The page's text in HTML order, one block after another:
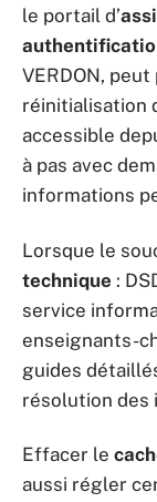
le portail d’
VERDON,
réinitialisation
accessible
à pas avec
informations
Lorsque le
technique :
service
enseignants-
guides
résolution des
Effacer le
aussi régler